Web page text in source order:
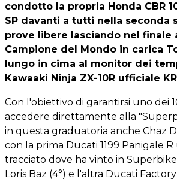
condotto la propria Honda CBR
SP davanti a tutti nella seconda
prove libere lasciando nel finale
Campione del Mondo in carica
lungo in cima al monitor dei
Kawaaki Ninja ZX-10R ufficiale
Con l'obiettivo di garantirsi uno dei
accedere direttamente alla
in questa graduatoria anche Chaz
con la prima Ducati 1199 Panigale R
tracciato dove ha vinto in
Loris Baz (4°) e l'altra Ducati